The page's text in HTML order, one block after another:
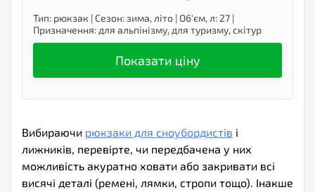
Показати ціну
Тип: рюкзак | Сезон:зима, літо | Об'єм, л: 27 |
Призначення: для альпінізму, для туризму, скітур
Вибираючи рюкзаки для сноубордистів і
лижників, перевірте, чи передбачена у них
можливість акуратно ховати або закривати всі
висячі деталі (ремені, лямки, стропи тощо). Інакше